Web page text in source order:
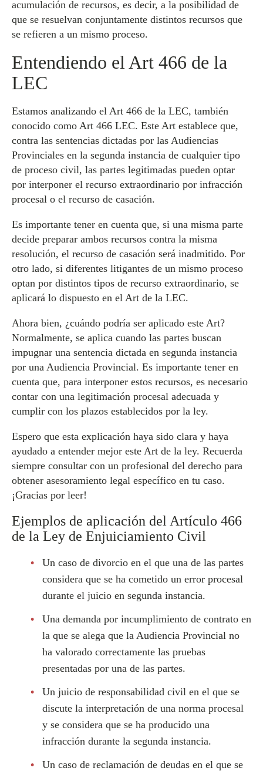
acumulación de recursos, es decir, a la posibilidad de
que se resuelvan conjuntamente distintos recursos que
se refieren a un mismo proceso.
Entendiendo el Art 466 de la
LEC
Estamos analizando el Art 466 de la LEC, también
conocido como Art 466 LEC. Este Art establece que,
contra las sentencias dictadas por las Audiencias
Provinciales en la segunda instancia de cualquier tipo
de proceso civil, las partes legitimadas pueden optar
por interponer el recurso extraordinario por infracción
procesal o el recurso de casación.
Es importante tener en cuenta que, si una misma parte
decide preparar ambos recursos contra la misma
resolución, el recurso de casación será inadmitido. Por
otro lado, si diferentes litigantes de un mismo proceso
optan por distintos tipos de recurso extraordinario, se
aplicará lo dispuesto en el Art de la LEC.
Ahora bien, ¿cuándo podría ser aplicado este Art?
Normalmente, se aplica cuando las partes buscan
impugnar una sentencia dictada en segunda instancia
por una Audiencia Provincial. Es importante tener en
cuenta que, para interponer estos recursos, es necesario
contar con una legitimación procesal adecuada y
cumplir con los plazos establecidos por la ley.
Espero que esta explicación haya sido clara y haya
ayudado a entender mejor este Art de la ley. Recuerda
siempre consultar con un profesional del derecho para
obtener asesoramiento legal específico en tu caso.
¡Gracias por leer!
Ejemplos de aplicación del Artículo 466
de la Ley de Enjuiciamiento Civil
Un caso de divorcio en el que una de las partes
considera que se ha cometido un error procesal
durante el juicio en segunda instancia.
Una demanda por incumplimiento de contrato en
la que se alega que la Audiencia Provincial no
ha valorado correctamente las pruebas
presentadas por una de las partes.
Un juicio de responsabilidad civil en el que se
discute la interpretación de una norma procesal
y se considera que se ha producido una
infracción durante la segunda instancia.
Un caso de reclamación de deudas en el que se